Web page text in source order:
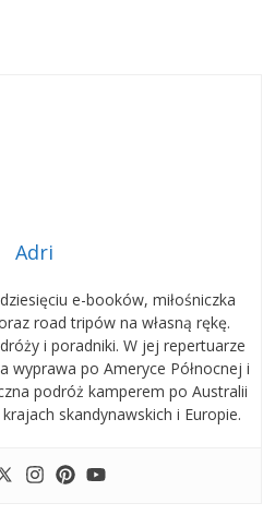
Adri
e-booków, miłośniczka
road tripów na własną rękę.
i poradniki. W jej repertuarze
wyprawa po Ameryce Północnej i
podróż kamperem po Australii
skandynawskich i Europie.